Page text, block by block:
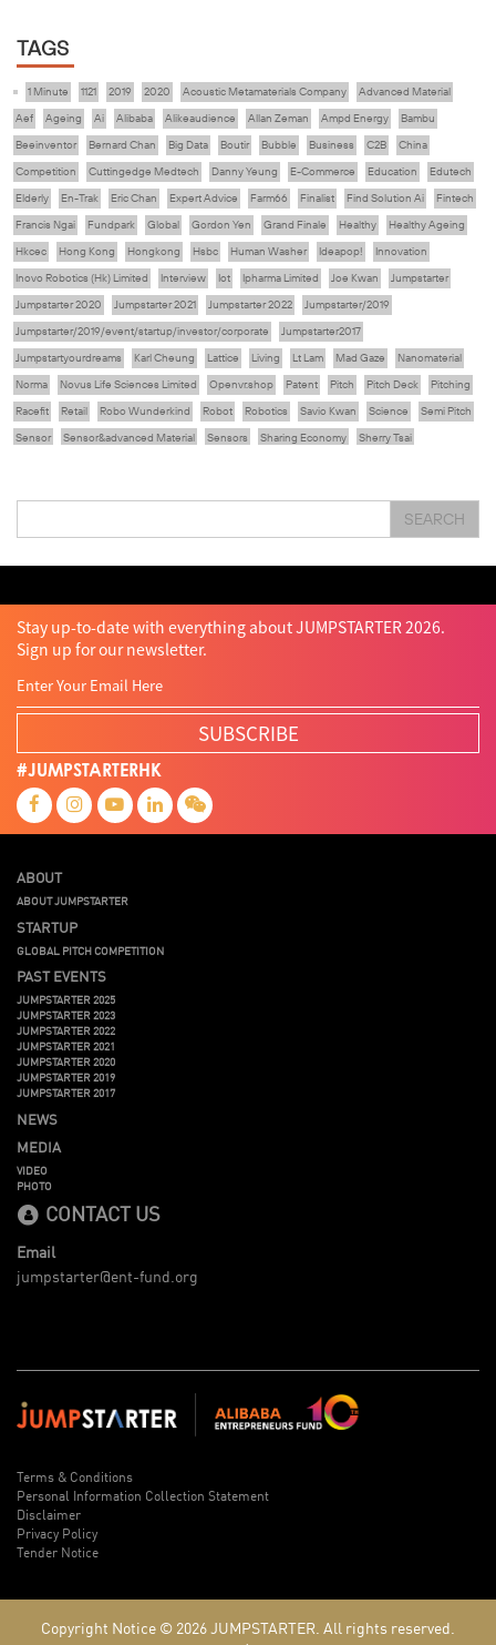
TAGS
1 Minute 1121 2019 2020 Acoustic Metamaterials Company
Advanced Material
Aef
Ageing Ai Alibaba Alikeaudience Allan Zeman Ampd Energy
Bambu
Beeinventor
Bernard Chan Big Data Boutir Bubble Business C2B
China
Competition
Cuttingedge Medtech Danny Yeung E-Commerce Education
Edutech
Elderly
En-Trak Eric Chan Expert Advice Farm66 Finalist Find Solution Ai
Fintech
Francis Ngai
Fundpark Global Gordon Yen Grand Finale Healthy
Healthy Ageing
Hkcec
Hong Kong Hongkong Hsbc Human Washer Ideapop!
Innovation
Inovo Robotics (Hk) Limited
Interview Iot Ipharma Limited Joe Kwan
Jumpstarter
Jumpstarter 2020
Jumpstarter 2021 Jumpstarter 2022
Jumpstarter/2019
Jumpstarter/2019/event/startup/investor/corporate
Jumpstarter2017
Jumpstartyourdreams
Karl Cheung Lattice Living Lt Lam Mad Gaze
Nanomaterial
Norma
Novus Life Sciences Limited Openvr.shop Patent Pitch Pitch Deck
Pitching
Racefit
Retail Robo Wunderkind Robot Robotics Savio Kwan Science
Semi Pitch
Sensor
Sensor&advanced Material Sensors Sharing Economy
Sherry Tsai
Vr
嚴震銘
夢想本應翺翔 智慧城市 林亮 楊聖武 機械人技術 盛智文 總決賽
蔡曉慧
SEARCH
Stay up-to-date with everything about JUMPSTARTER 2026.
Sign up for our newsletter.
SUBSCRIBE
#JUMPSTARTERHK
ABOUT
ABOUT JUMPSTARTER
STARTUP
GLOBAL PITCH COMPETITION
PAST EVENTS
JUMPSTARTER 2025
JUMPSTARTER 2023
JUMPSTARTER 2022
JUMPSTARTER 2021
JUMPSTARTER 2020
JUMPSTARTER 2019
JUMPSTARTER 2017
NEWS
MEDIA
VIDEO
PHOTO
CONTACT US
Email
jumpstarter@ent-fund.org
Terms & Conditions
Personal Information Collection Statement
Disclaimer
Privacy Policy
Tender Notice
Copyright Notice © 2026JUMPSTARTER. All rights reserved.